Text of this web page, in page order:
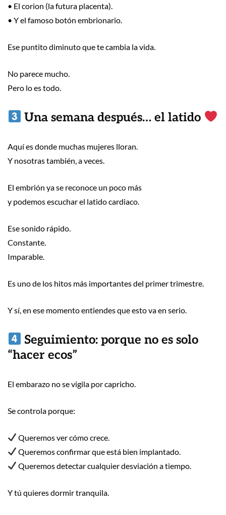
• El corion (la futura placenta).
• Y el famoso botón embrionario.
Ese puntito diminuto que te cambia la vida.
No parece mucho.
Pero lo es todo.
Una semana después… el latido
Aquí es donde muchas mujeres lloran.
Y nosotras también, a veces.
El embrión ya se reconoce un poco más
y podemos escuchar el latido cardiaco.
Ese sonido rápido.
Constante.
Imparable.
Es uno de los hitos más importantes del primer trimestre.
Y sí, en ese momento entiendes que esto va en serio.
Seguimiento: porque no es solo
“hacer ecos”
El embarazo no se vigila por capricho.
Se controla porque:
Queremos ver cómo crece.
Queremos confirmar que está bien implantado.
Queremos detectar cualquier desviación a tiempo.
Y tú quieres dormir tranquila.